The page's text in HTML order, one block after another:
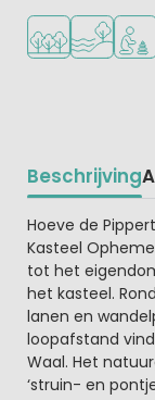
Ligt in eenLigt bij het
Beschrijving
Hoeve de
Kasteel
tot het
het kasteel.
lanen en
loopafstand
Waal. Het
‘struin- en